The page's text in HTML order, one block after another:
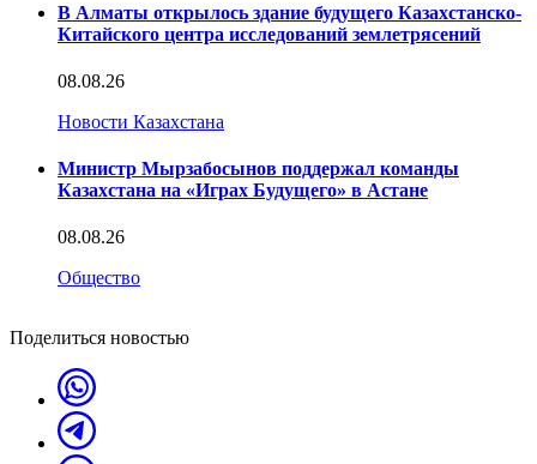
В Алматы открылось здание будущего Казахстанско-
Китайского центра исследований землетрясений
08.08.26
Новости Казахстана
Министр Мырзабосынов поддержал команды
Казахстана на «Играх Будущего» в Астане
08.08.26
Общество
Поделиться новостью